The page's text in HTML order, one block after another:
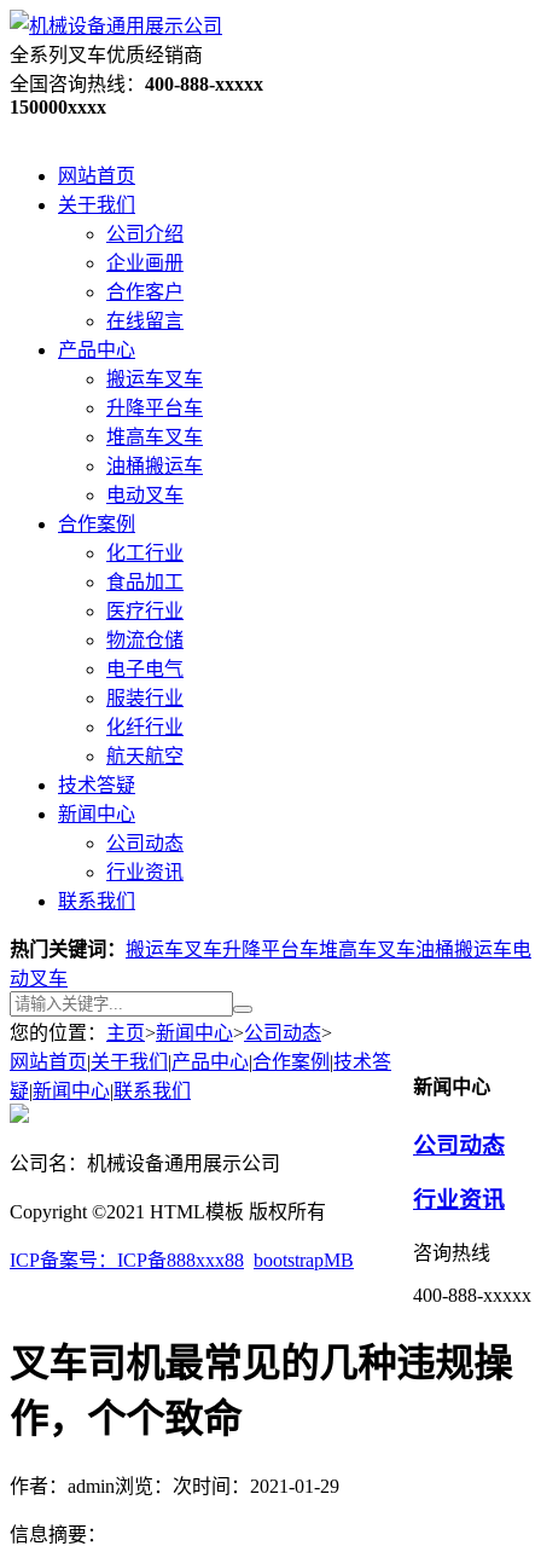
全系列叉车优质经销商
全国咨询热线： 400-888-xxxxx
150000xxxx
网站首页
关于我们
公司介绍
企业画册
合作客户
在线留言
产品中心
搬运车叉车
升降平台车
堆高车叉车
油桶搬运车
电动叉车
合作案例
化工行业
食品加工
医疗行业
物流仓储
电子电气
服装行业
化纤行业
航天航空
技术答疑
新闻中心
公司动态
行业资讯
联系我们
热门关键词： 搬运车叉车升降平台车堆高车叉车油桶搬运车电
动叉车
您的位置： 主页>新闻中心>公司动态>
新闻中心
公司动态
行业资讯
咨询热线
400-888-xxxxx
叉车司机最常见的几种违规操
作，个个致命
作者：admin浏览： 次时间：2021-01-29
信息摘要：
网站首页|关于我们 |产品中心|合作案例 |技术答
疑|新闻中心|联系我们
公司名：机械设备通用展示公司
Copyright ©2021 HTML模板 版权所有
ICP备案号：ICP备888xxx88 bootstrapMB